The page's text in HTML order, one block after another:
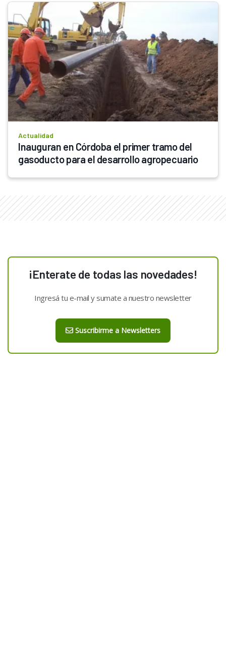
Actualidad
Inauguran en Córdoba el primer tramo del
gasoducto para el desarrollo agropecuario
¡Enterate de todas las novedades!
Ingresá tu e-mail y sumate a nuestro newsletter
Suscribirme a Newsletters